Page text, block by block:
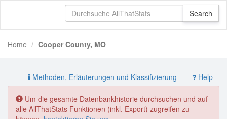
Home Cooper County, MO
Methoden, Erläuterungen und Klassifizierung Help
Um die gesamte Datenbankhistorie durchsuchen und auf
alle AllThatStats Funktionen (inkl. Export) zugreifen zu